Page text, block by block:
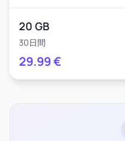
20 GB
30日間
29.99€